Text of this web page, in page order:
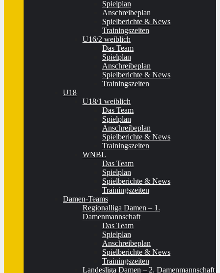
Spielplan
Anschreibeplan
Spielberichte & News
Trainingszeiten
U16/2 weiblich
Das Team
Spielplan
Anschreibeplan
Spielberichte & News
Trainingszeiten
U18
U18/1 weiblich
Das Team
Spielplan
Anschreibeplan
Spielberichte & News
Trainingszeiten
WNBL
Das Team
Spielplan
Spielberichte & News
Trainingszeiten
Damen-Teams
Regionalliga Damen – 1.
Damenmannschaft
Das Team
Spielplan
Anschreibeplan
Spielberichte & News
Trainingszeiten
Landesliga Damen – 2. Damenmannschaft